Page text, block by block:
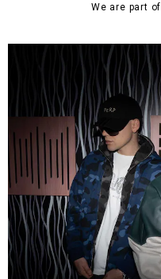
We are part of